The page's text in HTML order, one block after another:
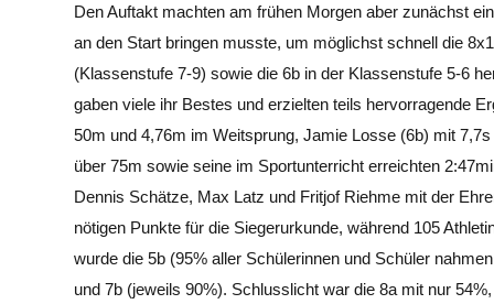
Den Auftakt machten am frühen Morgen aber zunächst
an den Start bringen musste, um möglichst schnell die
(Klassenstufe 7-9) sowie die 6b in der Klassenstufe 5-6
gaben viele ihr Bestes und erzielten teils hervorragende
50m und 4,76m im Weitsprung, Jamie Losse (6b) mit
über 75m sowie seine im Sportunterricht erreichten
Dennis Schätze, Max Latz und Fritjof Riehme mit der
nötigen Punkte für die Siegerurkunde, während 105
wurde die 5b (95% aller Schülerinnen und Schüler
und 7b (jeweils 90%). Schlusslicht war die 8a mit nur